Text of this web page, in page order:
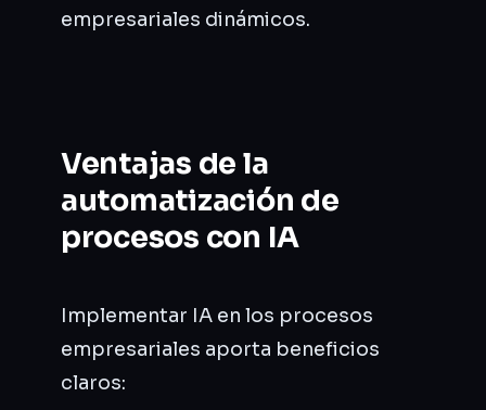
empresariales dinámicos.
Ventajas de la
automatización de
procesos con IA
Implementar IA en los procesos
empresariales aporta beneficios
claros: